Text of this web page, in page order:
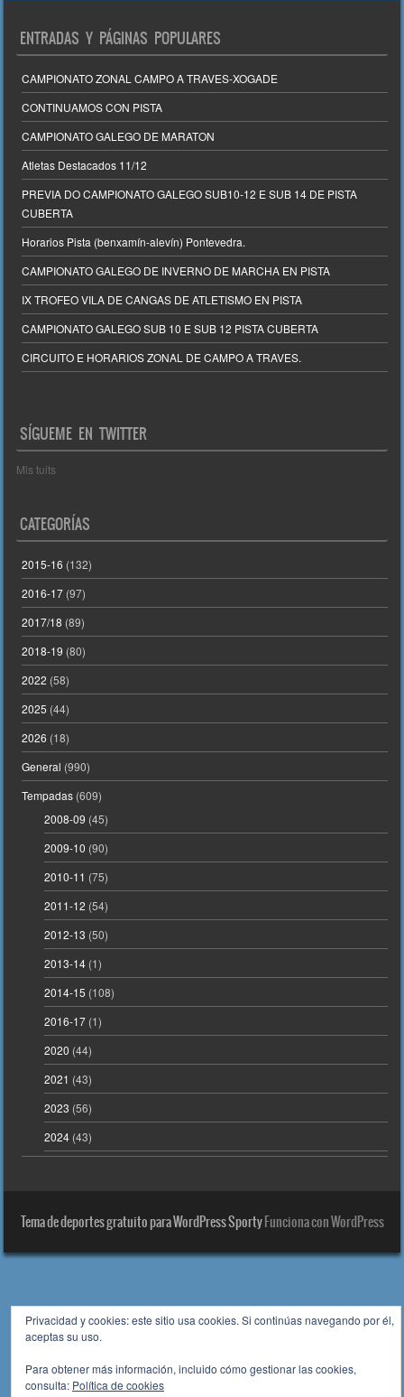
ENTRADAS Y PÁGINAS POPULARES
CAMPIONATO ZONAL CAMPO A TRAVES-XOGADE
CONTINUAMOS CON PISTA
CAMPIONATO GALEGO DE MARATON
Atletas Destacados 11/12
PREVIA DO CAMPIONATO GALEGO SUB10-12 E SUB 14 DE PISTA
CUBERTA
Horarios Pista (benxamín-alevín) Pontevedra.
CAMPIONATO GALEGO DE INVERNO DE MARCHA EN PISTA
IX TROFEO VILA DE CANGAS DE ATLETISMO EN PISTA
CAMPIONATO GALEGO SUB 10 E SUB 12 PISTA CUBERTA
CIRCUITO E HORARIOS ZONAL DE CAMPO A TRAVES.
SÍGUEME EN TWITTER
Mis tuits
CATEGORÍAS
2015-16 (132)
2016-17 (97)
2017/18 (89)
2018-19 (80)
2022 (58)
2025 (44)
2026 (18)
General (990)
Tempadas (609)
2008-09 (45)
2009-10 (90)
2010-11 (75)
2011-12 (54)
2012-13 (50)
2013-14(1)
2014-15 (108)
2016-17(1)
2020 (44)
2021 (43)
2023 (56)
2024(43)
Tema de deportes gratuito para WordPress SportyFunciona con WordPress
Privacidad y cookies: este sitio usa cookies. Si continúas navegando por él,
aceptas su uso.
Para obtener más información, incluido cómo gestionar las cookies,
consulta: Política de cookies